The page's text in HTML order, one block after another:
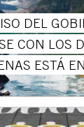
DEL
CON LOS
ESTÁ